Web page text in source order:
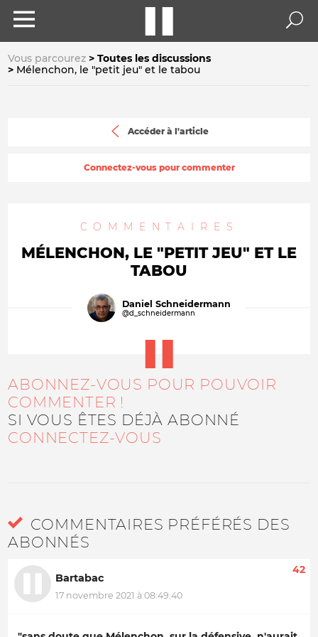
Vous parcourez
Toutes les discussions
Mélenchon, le "petit jeu" et le tabou
Accéder à l'article
Connectez-vous pour commenter
COMMENTAIRES
MÉLENCHON, LE "PETIT JEU" ET LE
TABOU
Daniel Schneidermann
@d_schneidermann
ABONNEZ-VOUS POUR POUVOIR
COMMENTER !
SI VOUS ÊTES DÉJÀ ABONNÉ
CONNECTEZ-VOUS
COMMENTAIRES PRÉFÉRÉS DES
ABONNÉS
Bartabac
17 novembre 2021 à 08:49:40
42